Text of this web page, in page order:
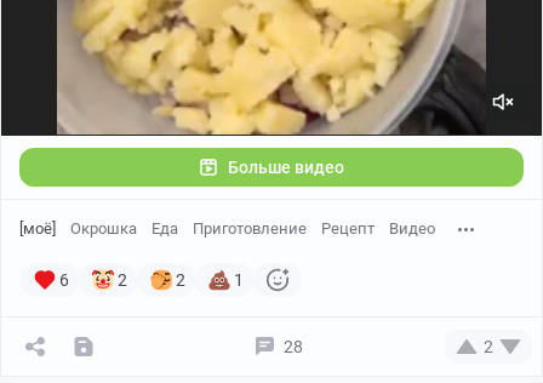
Больше видео
[моё] Окрошка Еда Приготовление Рецепт Видео
6 2 2 1
28 2